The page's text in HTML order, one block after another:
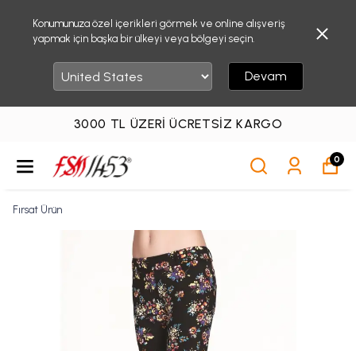
Konumunuza özel içerikleri görmek ve online alışveriş
yapmak için başka bir ülkeyi veya bölgeyi seçin.
Devam
3000 TL ÜZERI ÜCRETSIZ KARGO
0
Fırsat Ürün